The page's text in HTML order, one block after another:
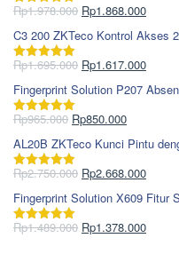
Dinilai5.00
Rp1.978.000 Harga
aslinya
adalah:
Rp1.978.000.
Rp1.868.000Harga
saat
ini
adalah:
C3 200 ZKTeco Kontrol Akses
Dinilai5.00
Rp1.695.000 Harga
aslinya
adalah:
Rp1.695.000.
Rp1.617.000Harga
saat
ini
Fingerprint Solution P207
Dinilai5.00
Rp965.000 Harga
aslinya
adalah:
Rp965.000.
Rp850.000Harga
saat
ini
adalah:
AL20B ZKTeco Kunci Pintu
Dinilai5.00
Rp2.750.000 Harga
aslinya
adalah:
Rp2.750.000.
Rp2.668.000Harga
saat
ini
adalah:
Fingerprint Solution X609 Fitur
Dinilai5.00
Rp1.489.000 Harga
Rp1.378.000Harga